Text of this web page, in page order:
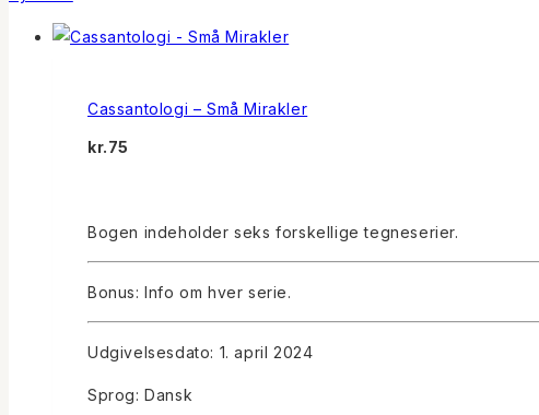
Cassantologi – Små Mirakler
kr.75
Bogen indeholder seks forskellige tegneserier.
Bonus: Info om hver serie.
Udgivelsesdato: 1. april 2024
Sprog: Dansk